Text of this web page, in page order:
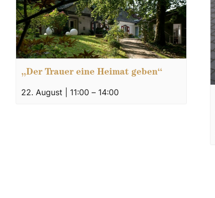
„Der Trauer eine Heimat geben“
22. August | 11:00 – 14:00